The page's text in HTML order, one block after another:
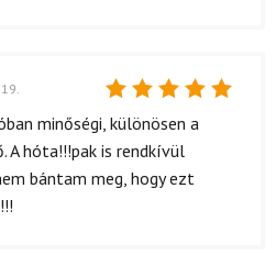
Értékelés:
minőségi, különösen a
A hóta!!!pak is rendkívül
bántam meg, hogy ezt